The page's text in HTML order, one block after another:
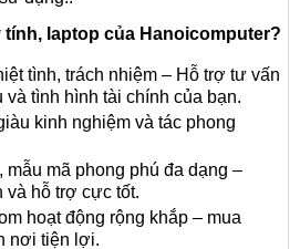
tính, laptop của Hanoicomputer?
tình, trách nhiệm – Hỗ trợ tư vấn
tình hình tài chính của bạn.
kinh nghiệm và tác phong
mẫu mã phong phú đa dạng –
và hỗ trợ cực tốt.
hoạt động rộng khắp – mua
nơi tiện lợi.